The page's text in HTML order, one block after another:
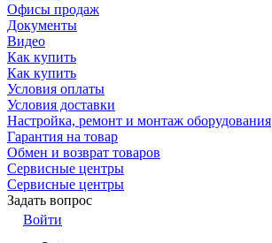
Офисы продаж
Документы
Видео
Как купить
Как купить
Условия оплаты
Условия доставки
Настройка, ремонт и монтаж оборудования
Гарантия на товар
Обмен и возврат товаров
Сервисные центры
Сервисные центры
Задать вопрос
Войти